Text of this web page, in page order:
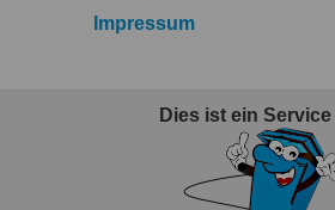
Impressum
Dies ist ein